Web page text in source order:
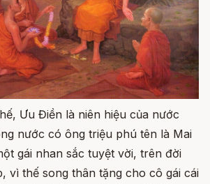
Ưu Điền là niên hiệu của nước
nước có ông triệu phú tên là Mai
gái nhan sắc tuyệt vời, trên đời
vì thế song thân tặng cho cô gái cái